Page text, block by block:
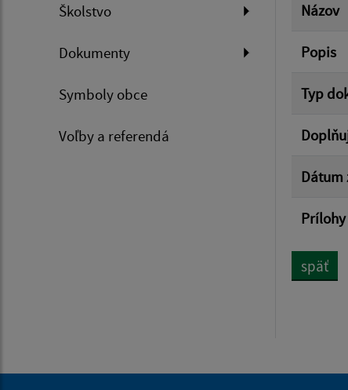
Školstvo
Dokumenty
Symboly obce
Voľby a referendá
Názov
Popis
Typ
Dátum
Prílohy
späť